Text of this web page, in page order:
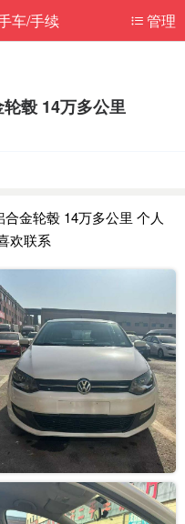
管理
车/手续
毂 14万多公里
金轮毂 14万多公里 个人
欢联系